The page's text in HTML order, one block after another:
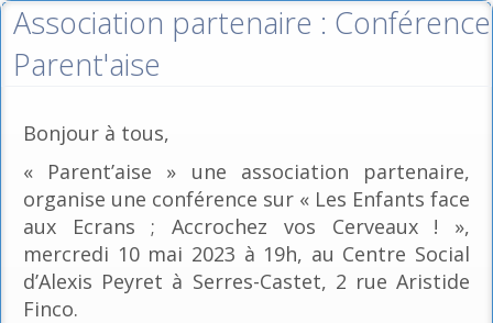
Association partenaire : Conférence
Parent'aise
Bonjour à tous,
« Parent’aise » une association partenaire,
organise une conférence sur « Les Enfants face
aux Ecrans ; Accrochez vos Cerveaux ! »,
mercredi 10 mai 2023 à 19h, au Centre Social
d’Alexis Peyret à Serres-Castet, 2 rue Aristide
Finco.